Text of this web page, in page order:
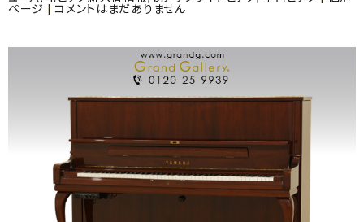
ページ |コメントはまだありません